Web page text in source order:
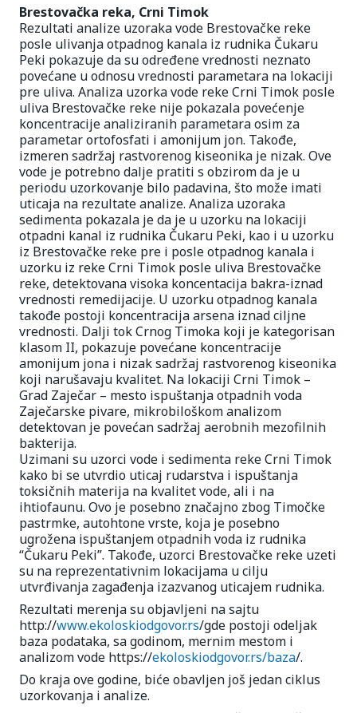
Brestovačka reka, Crni Timok
Rezultati analize uzoraka vode Brestovačke reke
posle ulivanja otpadnog kanala iz rudnika Čukaru
Peki pokazuje da su određene vrednosti neznato
povećane u odnosu vrednosti parametara na lokaciji
pre uliva. Analiza uzorka vode reke Crni Timok posle
uliva Brestovačke reke nije pokazala povećenje
koncentracije analiziranih parametara osim za
parametar ortofosfati i amonijum jon. Takođe,
izmeren sadržaj rastvorenog kiseonika je nizak. Ove
vode je potrebno dalje pratiti s obzirom da je u
periodu uzorkovanje bilo padavina, što može imati
uticaja na rezultate analize. Analiza uzoraka
sedimenta pokazala je da je u uzorku na lokaciji
otpadni kanal iz rudnika Čukaru Peki, kao i u uzorku
iz Brestovačke reke pre i posle otpadnog kanala i
uzorku iz reke Crni Timok posle uliva Brestovačke
reke, detektovana visoka koncentacija bakra-iznad
vrednosti remedijacije. U uzorku otpadnog kanala
takođe postoji koncentracija arsena iznad ciljne
vrednosti. Dalji tok Crnog Timoka koji je kategorisan
klasom II, pokazuje povećane koncentracije
amonijum jona i nizak sadržaj rastvorenog kiseonika
koji narušavaju kvalitet. Na lokaciji Crni Timok –
Grad Zaječar – mesto ispuštanja otpadnih voda
Zaječarske pivare, mikrobiloškom analizom
detektovan je povećan sadržaj aerobnih mezofilnih
bakterija.
Uzimani su uzorci vode i sedimenta reke Crni Timok
kako bi se utvrdio uticaj rudarstva i ispuštanja
toksičnih materija na kvalitet vode, ali i na
ihtiofaunu. Ovo je posebno značajno zbog Timočke
pastrmke, autohtone vrste, koja je posebno
ugrožena ispuštanjem otpadnih voda iz rudnika
“Čukaru Peki”. Takođe, uzorci Brestovačke reke uzeti
su na reprezentativnim lokacijama u cilju
utvrđivanja zagađenja izazvanog uticajem rudnika.
Rezultati merenja su objavljeni na sajtu
http://www.ekoloskiodgovor.rs/gde postoji odeljak
baza podataka, sa godinom, mernim mestom i
analizom vode https://ekoloskiodgovor.rs/baza/.
Do kraja ove godine, biće obavljen još jedan ciklus
uzorkovanja i analize.